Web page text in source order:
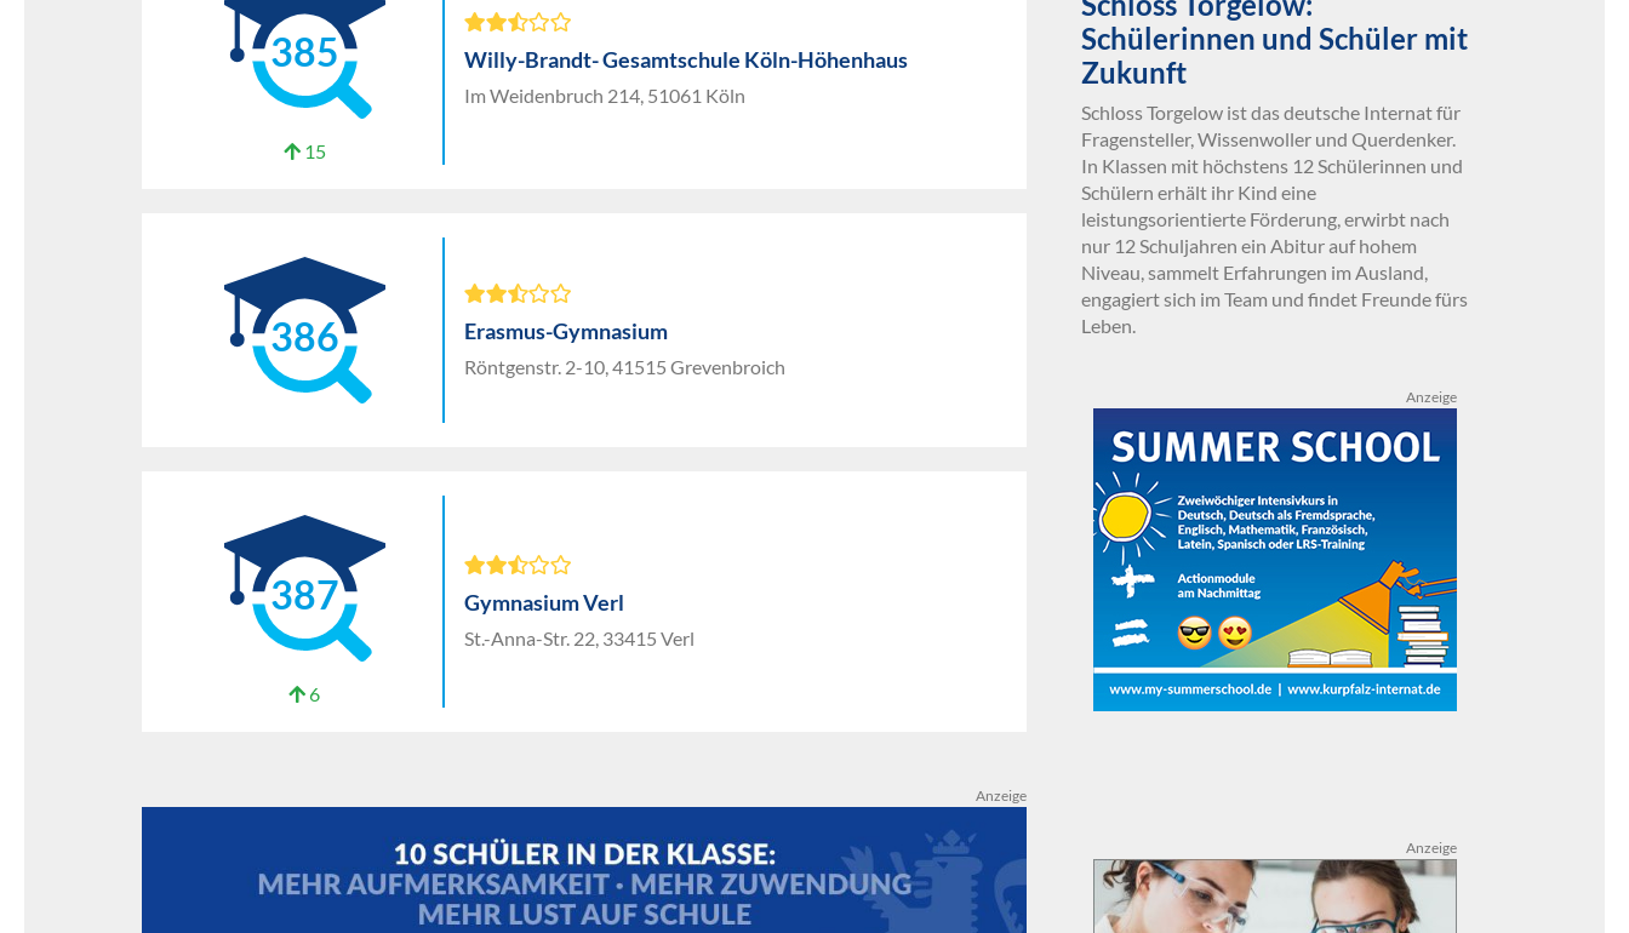
385
15
Willy-Brandt- Gesamtschule Köln-Höhenhaus
Im Weidenbruch 214, 51061 Köln
386 Erasmus-Gymnasium
Röntgenstr. 2-10, 41515 Grevenbroich
387
6
Gymnasium Verl
St.-Anna-Str. 22, 33415 Verl
Anzeige
Schülerinnen und Schüler mit
Zukunft
Schloss Torgelow ist das deutsche Internat für
Fragensteller, Wissenwoller und Querdenker.
In Klassen mit höchstens 12 Schülerinnen und
Schülern erhält ihr Kind eine
leistungsorientierte Förderung, erwirbt nach
nur 12 Schuljahren ein Abitur auf hohem
Niveau, sammelt Erfahrungen im Ausland,
engagiert sich im Team und findet Freunde fürs
Leben.
Anzeige
Anzeige